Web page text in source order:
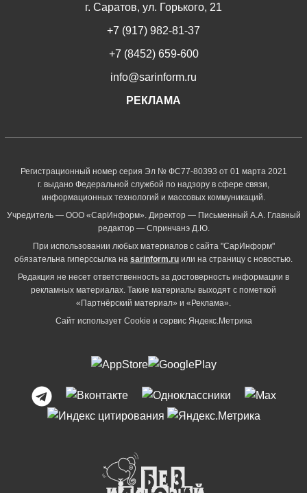
г. Саратов, ул. Горького, 21
+7 (917) 982-81-37
+7 (8452) 659-600
info@sarinform.ru
РЕКЛАМА
Регистрационный номер серия Эл № ФС77-80393 от 01 марта 2021
г. выдано Федеральной службой по надзору в сфере связи,
информационных технологий и массовых коммуникаций.
Учредитель — ООО «СарИнформ». Директор — Письменный А.А. Главный
редактор — Спринчанэ Д.Ю.
При использовании любых материалов с сайта "СарИнформ"
обязательна гиперссылка на sarinform.ru или на страницу с новостью.
Редакция не несет ответственность за достоверность информации в
рекламных материалах. Такие материалы выходят с пометкой
«Партнёрский материал» и «Реклама».
Сайт использует Cookie и сервиc Яндекс.Метрика